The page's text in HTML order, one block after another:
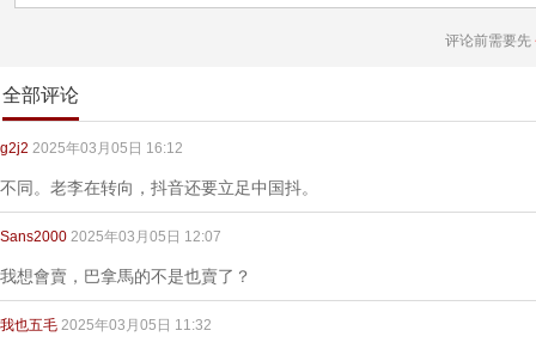
评论前需要先
全部评论
g2j2 2025年03月05日 16:12
不同。老李在转向，抖音还要立足中国抖。
Sans2000 2025年03月05日 12:07
我想會賣，巴拿馬的不是也賣了？
我也五毛 2025年03月05日 11:32